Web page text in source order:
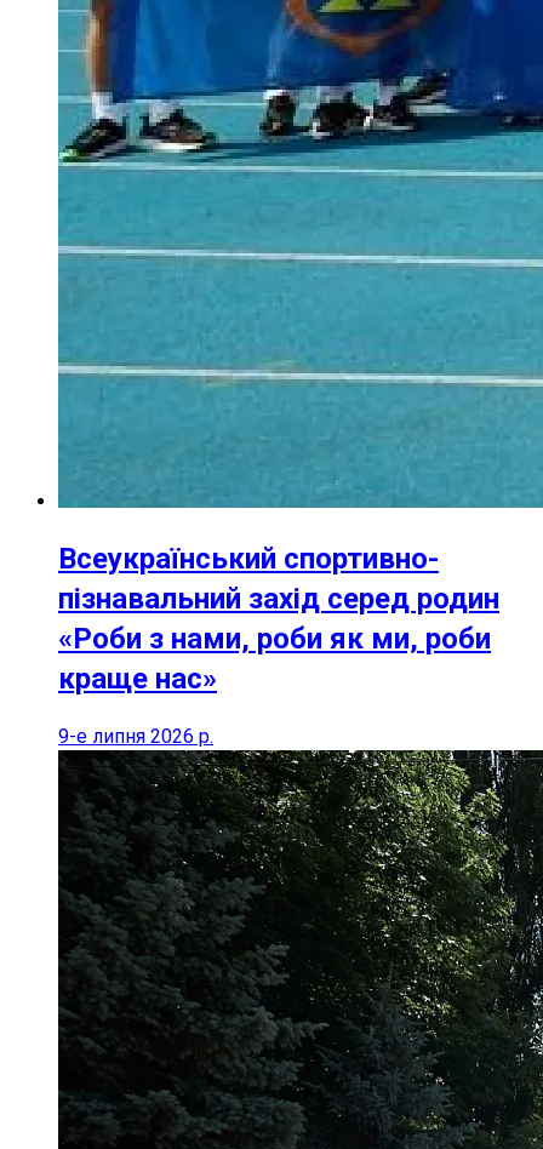
Всеукраїнський спортивно-
пізнавальний захід серед родин
«Роби з нами, роби як ми, роби
краще нас»
9-е липня 2026 р.